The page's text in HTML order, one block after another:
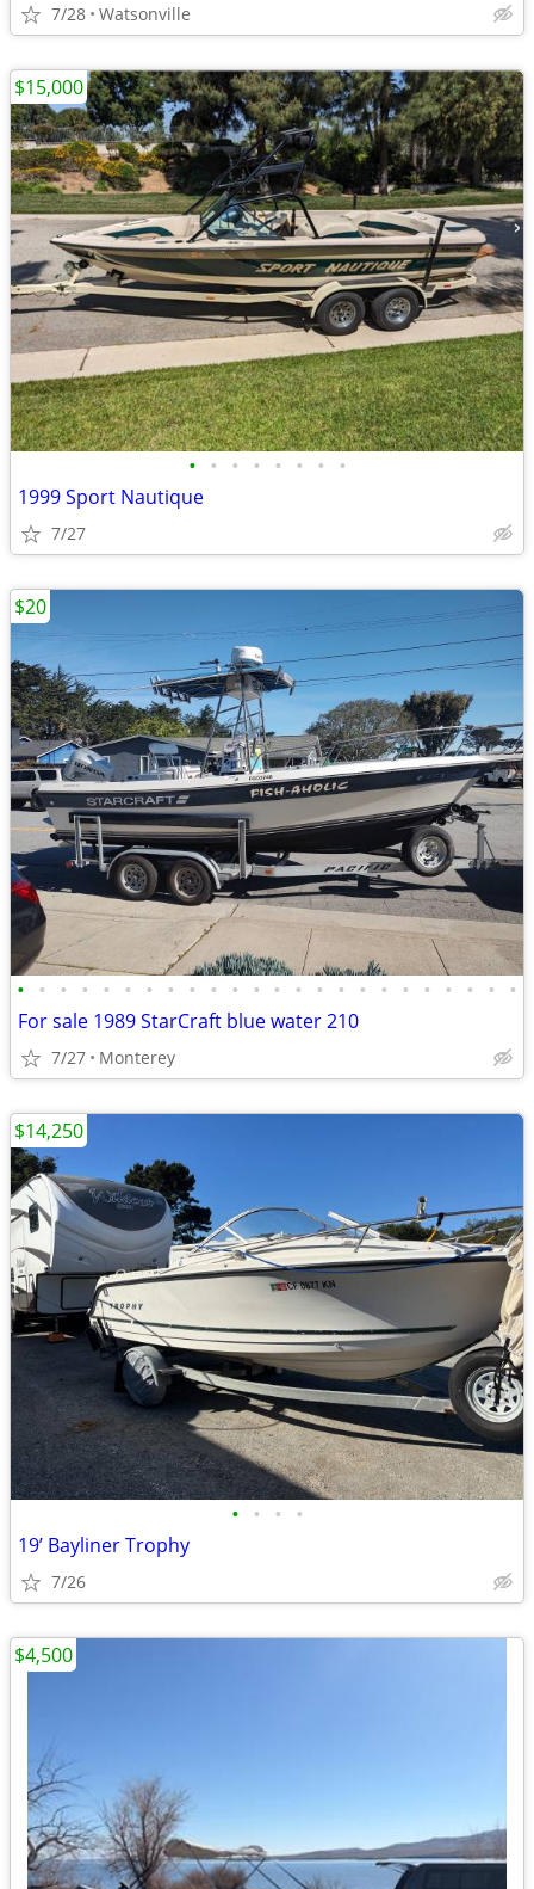
7/28 Watsonville
• • • • • • • •
1999 Sport Nautique
7/27
$15,000
• • • • • • • • • • • • • • • • • • • • • • • •
For sale 1989 StarCraft blue water 210
7/27 Monterey
$20
• • • •
19’ Bayliner Trophy
7/26
$14,250
$4,500